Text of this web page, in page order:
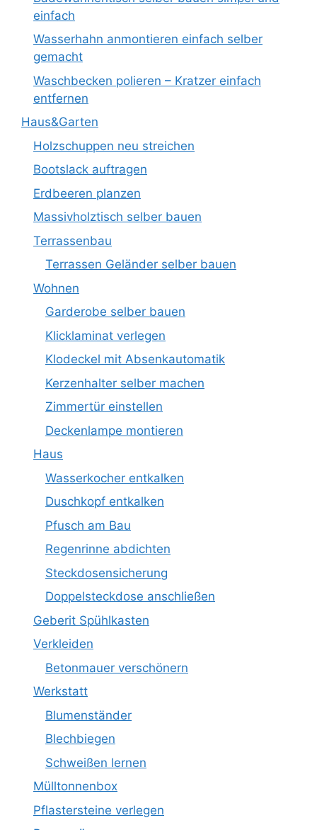
einfach
Wasserhahn anmontieren einfach selber
gemacht
Waschbecken polieren – Kratzer einfach
entfernen
Haus&Garten
Holzschuppen neu streichen
Bootslack auftragen
Erdbeeren planzen
Massivholztisch selber bauen
Terrassenbau
Terrassen Geländer selber bauen
Wohnen
Garderobe selber bauen
Klicklaminat verlegen
Klodeckel mit Absenkautomatik
Kerzenhalter selber machen
Zimmertür einstellen
Deckenlampe montieren
Haus
Wasserkocher entkalken
Duschkopf entkalken
Pfusch am Bau
Regenrinne abdichten
Steckdosensicherung
Doppelsteckdose anschließen
Geberit Spühlkasten
Verkleiden
Betonmauer verschönern
Werkstatt
Blumenständer
Blechbiegen
Schweißen lernen
Mülltonnenbox
Pflastersteine verlegen